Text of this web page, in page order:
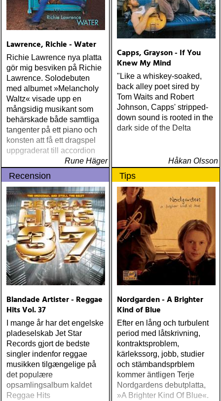
Lawrence, Richie - Water
Richie Lawrence nya platta
gör mig besviken på Richie
Lawrence. Solodebuten
med albumet »Melancholy
Waltz« visade upp en
mångsidig musikant som
behärskade både samtliga
tangenter på ett piano och
konsten att få ett dragspel
uppgraderat till accordion
Rune Häger
Capps, Grayson - If You
Knew My Mind
"Like a whiskey-soaked,
back alley poet sired by
Tom Waits and Robert
Johnson, Capps' stripped-
down sound is rooted in the
dark side of the Delta
Håkan Olsson
Recension
Blandade Artister - Reggae
Hits Vol. 37
I mange år har det engelske
pladeselskab Jet Star
Records gjort de bedste
singler indenfor reggae
musikken tilgængelige på
det populære
opsamlingsalbum kaldet
Reggae Hits
Tips
Nordgarden - A Brighter
Kind of Blue
Efter en lång och turbulent
period med låtskrivning,
kontraktsproblem,
kärlekssorg, jobb, studier
och stämbandsprblem
kommer äntligen Terje
Nordgardens debutplatta,
»A Brighter Kind Of Blue«.